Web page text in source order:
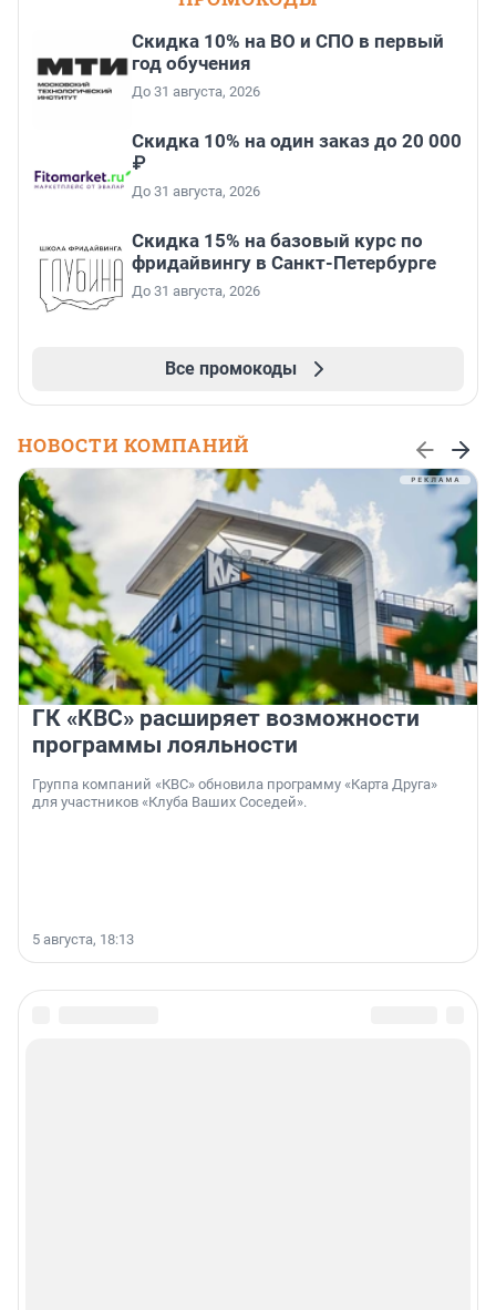
Скидка 10% на ВО и СПО в первый
год обучения
До 31 августа, 2026
Скидка 10% на один заказ до 20 000
₽
До 31 августа, 2026
Скидка 15% на базовый курс по
фридайвингу в Санкт-Петербурге
До 31 августа, 2026
Все промокоды
НОВОСТИ КОМПАНИЙ
ГК «КВС» расширяет возможности
программы лояльности
Группа компаний «КВС» обновила программу «Карта Друга»
для участников «Клуба Ваших Соседей».
5 августа, 18:13